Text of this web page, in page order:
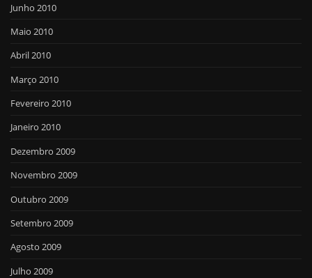
Junho 2010
Maio 2010
Abril 2010
Março 2010
Fevereiro 2010
Janeiro 2010
Dezembro 2009
Novembro 2009
Outubro 2009
Setembro 2009
Agosto 2009
Julho 2009